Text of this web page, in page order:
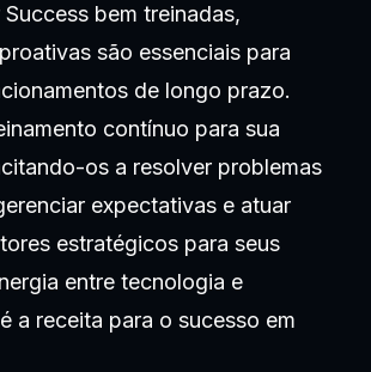
bem treinadas,
são essenciais para
de longo prazo.
contínuo para sua
os a resolver problemas
expectativas e atuar
estratégicos para seus
entre tecnologia e
a receita para o sucesso em